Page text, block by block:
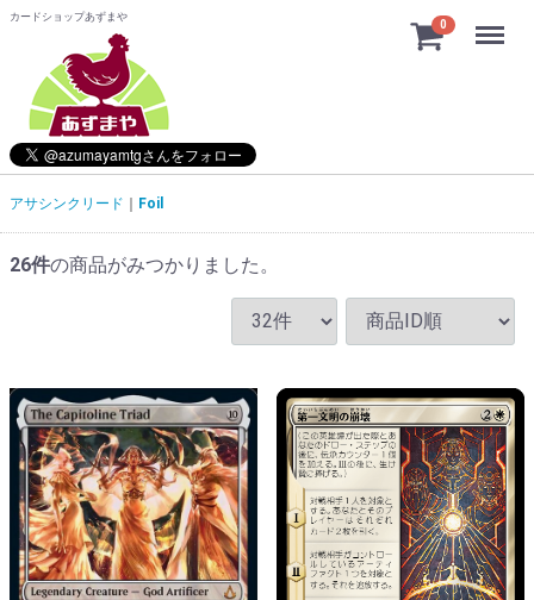
カードショップあずまや
0 Menu
アサシンクリード Foil
26件の商品がみつかりました。